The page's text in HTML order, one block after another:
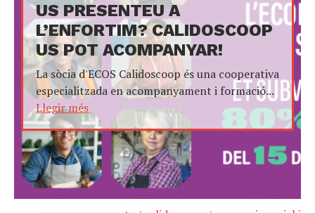
US PRESENTEU A
L’ENFORTIM? CALIDOSCOOP
US POT ACOMPANYAR!
La sòcia d'ECOS Calidoscoop és una cooperativa
especialitzada en acompanyament i formació...
Llegir més